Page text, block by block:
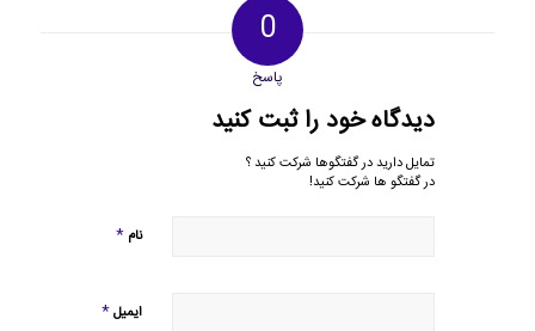
0
پاسخ
دیدگاه خود را ثبت کنید
تمایل دارید در گفتگوها شرکت کنید ؟
در گفتگو ها شرکت کنید!
نام *
ایمیل*